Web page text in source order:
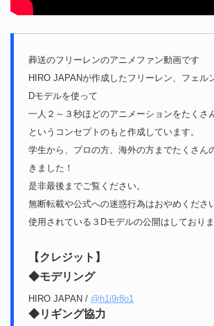
葬送のフリーレンのアニメファン動画です
HIRO JAPANが作成したフリーレン、フェル
Dモデルを使って
一人２～３秒ほどのアニメーションをたくさ
というコンセプトのもと作成しています。
学生から、プロの方、海外の方までたくさん
きました！
是非最後までご覧ください。
無断転載や公式への迷惑行為はおやめくださ
使用されている３Dモデルの公開はしておりま
【クレジット】
◆モデリング
HIRO JAPAN / @h1i9r8o1
◆リギング協力